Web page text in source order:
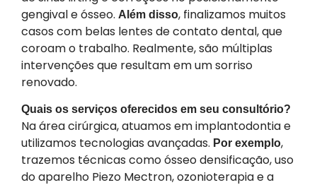
gengival e ósseo. Além disso, finalizamos muitos
casos com belas lentes de contato dental, que
coroam o trabalho. Realmente, são múltiplas
intervenções que resultam em um sorriso
renovado.
Quais os serviços oferecidos em seu consultório?
Na área cirúrgica, atuamos em implantodontia e
utilizamos tecnologias avançadas. Por exemplo,
trazemos técnicas como ósseo densificação, uso
do aparelho Piezo Mectron, ozonioterapia e a